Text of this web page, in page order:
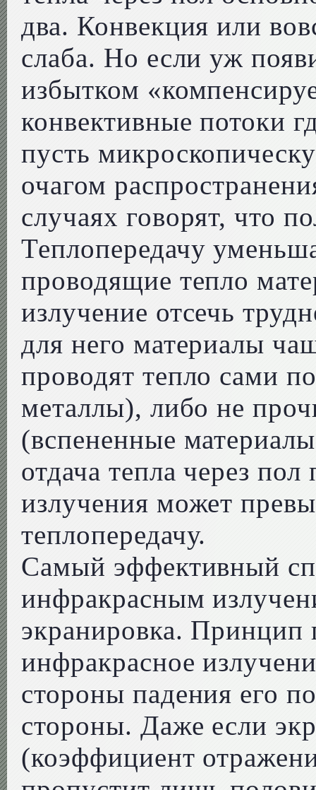
два. Конвекция или
слаба. Но если уж
избытком
конвективные потоки
пусть
очагом
случаях говорят, что
Теплопередачу
проводящие тепло
излучение отсечь
для него материалы
проводят тепло сами
металлы), либо не
(вспененные
отдача тепла через
излучения может
теплопередачу.
Самый эффективный
инфракрасным
экранировка. Принцип
инфракрасное
стороны падения его
стороны. Даже если
(коэффициент